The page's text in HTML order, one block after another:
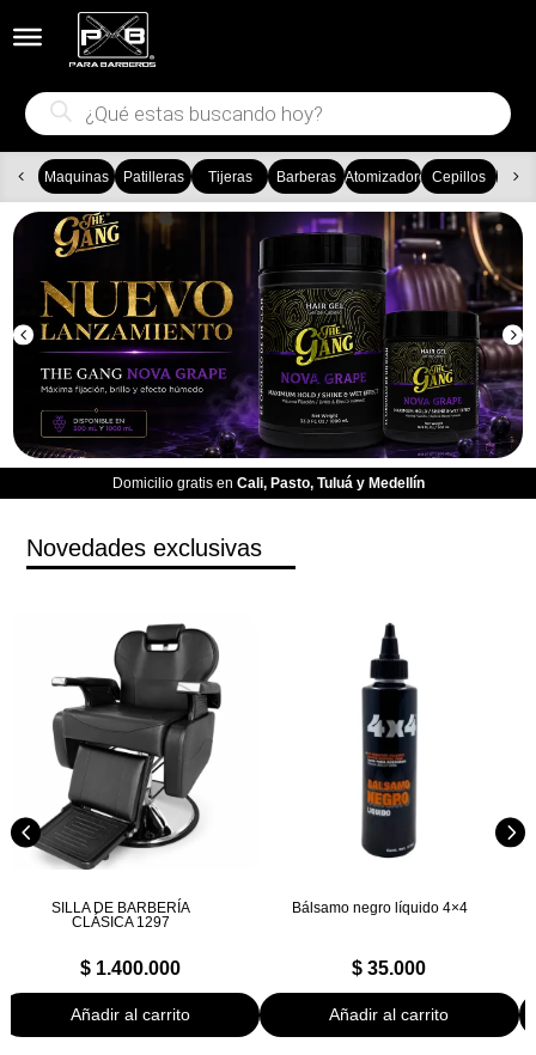
Búsqueda
de
productos
Maquinas Patilleras Tijeras Barberas AtomizadoresCepillos
Domicilio gratis en Cali, Pasto,Tuluá y Medellín
Novedades exclusivas
SILLA DE BARBERÍA
CLÁSICA 1297
$1.400.000
Añadir al carrito
Bálsamo negro líquido 4×4
$ 35.000
Añadir al carrito